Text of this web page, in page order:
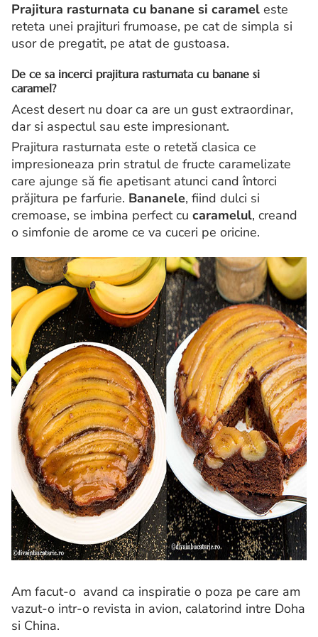
Prajitura rasturnata cu banane si caramel este
reteta unei prajituri frumoase, pe cat de simpla si
usor de pregatit, pe atat de gustoasa.
De ce sa incerci prajitura rasturnata cu banane si
caramel?
Acest desert nu doar ca are un gust extraordinar,
dar si aspectul sau este impresionant.
Prajitura rasturnata este o retetă clasica ce
impresioneaza prin stratul de fructe caramelizate
care ajunge să fie apetisant atunci cand întorci
prăjitura pe farfurie. Bananele, fiind dulci si
cremoase, se imbina perfect cu caramelul, creand
o simfonie de arome ce va cuceri pe oricine.
Am facut-o avand ca inspiratie o poza pe care am
vazut-o intr-o revista in avion, calatorind intre Doha
si China.